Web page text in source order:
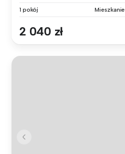
1 pokój Mieszkanie
2 040 zł